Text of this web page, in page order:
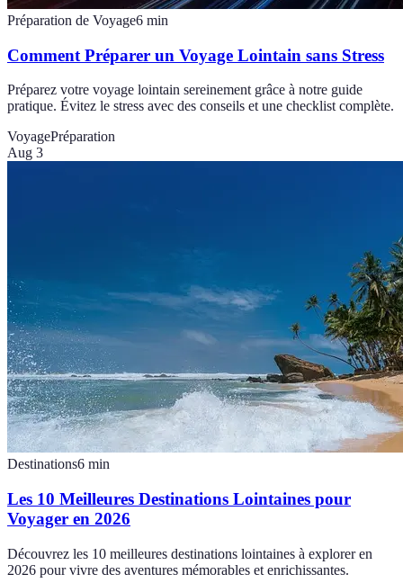
Préparation de Voyage6 min
Comment Préparer un Voyage Lointain sans Stress
Préparez votre voyage lointain sereinement grâce à notre guide
pratique. Évitez le stress avec des conseils et une checklist complète.
VoyagePréparation
Aug 3
Destinations6 min
Les 10 Meilleures Destinations Lointaines pour
Voyager en 2026
Découvrez les 10 meilleures destinations lointaines à explorer en
2026 pour vivre des aventures mémorables et enrichissantes.